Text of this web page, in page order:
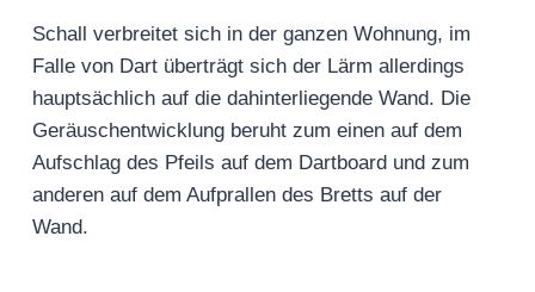
Schall verbreitet sich in der ganzen Wohnung, im
Falle von Dart überträgt sich der Lärm allerdings
hauptsächlich auf die dahinterliegende Wand. Die
Geräuschentwicklung beruht zum einen auf dem
Aufschlag des Pfeils auf dem Dartboard und zum
anderen auf dem Aufprallen des Bretts auf der
Wand.